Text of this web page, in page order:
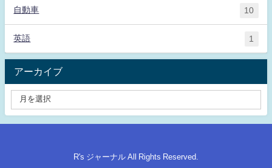
自動車 10
英語 1
アーカイブ
R's ジャーナル All Rights Reserved.